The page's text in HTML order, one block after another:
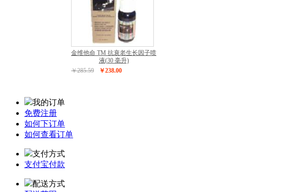
金维他命 TM 抗衰老生长因子喷
液(30 毫升)
￥285.59
￥238.00
我的订单
免费注册
如何下订单
如何查看订单
支付方式
支付宝付款
配送方式